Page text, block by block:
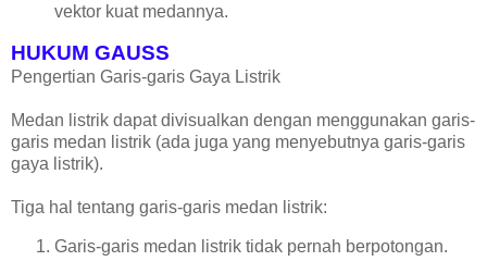
vektor kuat medannya.
HUKUM GAUSS
Pengertian Garis-garis Gaya Listrik
Medan listrik dapat divisualkan dengan menggunakan garis-
garis medan listrik (ada juga yang menyebutnya garis-garis
gaya listrik).
Tiga hal tentang garis-garis medan listrik:
Garis-garis medan listrik tidak pernah berpotongan.